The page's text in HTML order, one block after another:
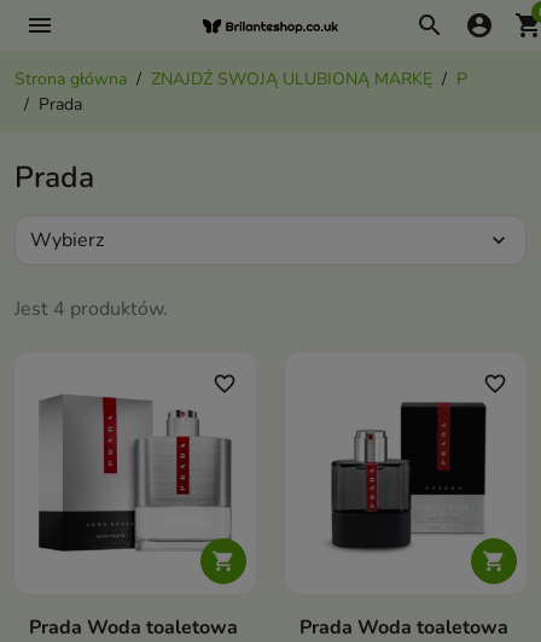
menu search account_circle
Strona główna ZNAJDŹ SWOJĄ ULUBIONĄ MARKĘ
P
Prada
Prada
Jest 4 produktów.
Wybierz expand_more

favorite_border
Prada Woda toaletowa

favorite_border
Prada Woda toaletowa